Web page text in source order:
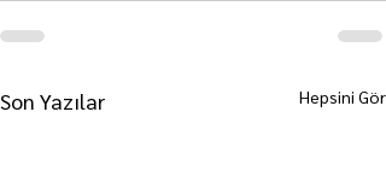
Son Yazılar Hepsini Gör